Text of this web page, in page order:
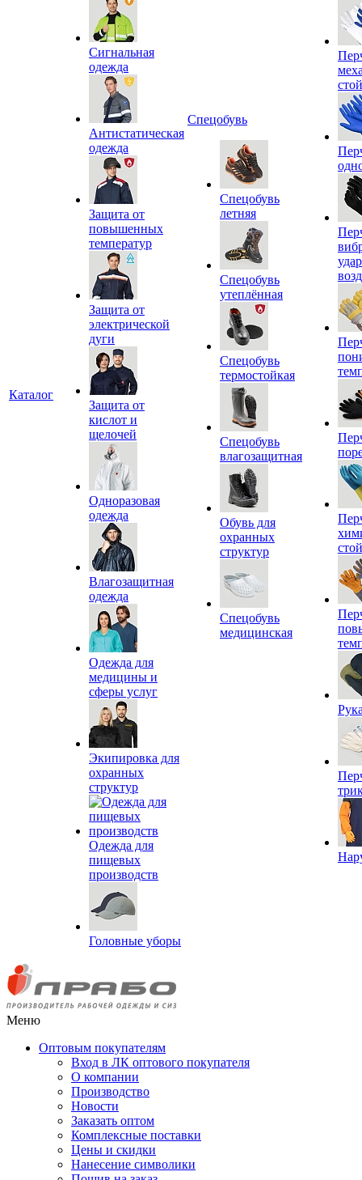
Каталог
Сигнальная
одежда
Антистатическая
одежда
Защита от
повышенных
температур
Защита от
электрической
дуги
Защита от
кислот и
щелочей
Одноразовая
одежда
Влагозащитная
одежда
Одежда для
медицины и
сферы услуг
Экипировка для
охранных
структур
Одежда для
пищевых
производств
Головные уборы
Спецобувь
Спецобувь
летняя
Спецобувь
утеплённая
Спецобувь
термостойкая
Спецобувь
влагозащитная
Обувь для
охранных
структур
Спецобувь
медицинская
Меню
Оптовым покупателям
Вход в ЛК оптового покупателя
О компании
Производство
Новости
Заказать оптом
Комплексные поставки
Цены и скидки
Нанесение символики